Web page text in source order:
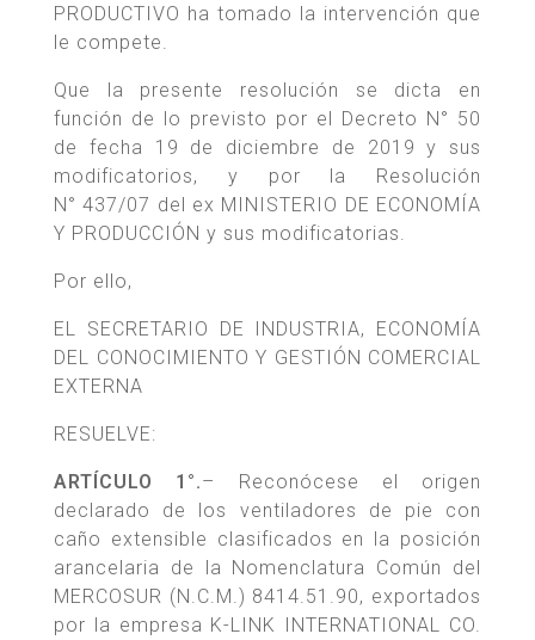
PRODUCTIVO ha tomado la intervención que
le compete.
Que la presente resolución se dicta en
función de lo previsto por el Decreto N° 50
de fecha 19 de diciembre de 2019 y sus
modificatorios, y por la Resolución
N° 437/07 del ex MINISTERIO DE ECONOMÍA
Y PRODUCCIÓN y sus modificatorias.
Por ello,
EL SECRETARIO DE INDUSTRIA, ECONOMÍA
DEL CONOCIMIENTO Y GESTIÓN COMERCIAL
EXTERNA
RESUELVE:
ARTÍCULO 1°.– Reconócese el origen
declarado de los ventiladores de pie con
caño extensible clasificados en la posición
arancelaria de la Nomenclatura Común del
MERCOSUR (N.C.M.) 8414.51.90, exportados
por la empresa K-LINK INTERNATIONAL CO.